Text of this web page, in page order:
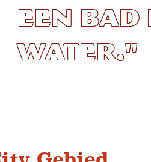
een
water."